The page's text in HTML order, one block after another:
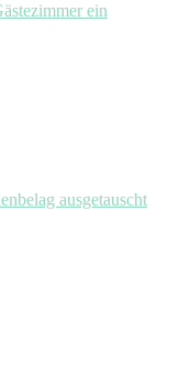
ein
ausgetauscht